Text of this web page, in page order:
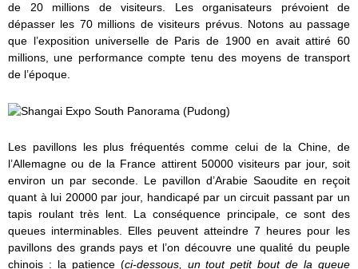
de 20 millions de visiteurs. Les organisateurs prévoient de
dépasser les 70 millions de visiteurs prévus. Notons au passage
que l’exposition universelle de Paris de 1900 en avait attiré 60
millions, une performance compte tenu des moyens de transport
de l’époque.
Les pavillons les plus fréquentés comme celui de la Chine, de
l’Allemagne ou de la France attirent 50000 visiteurs par jour, soit
environ un par seconde. Le pavillon d’Arabie Saoudite en reçoit
quant à lui 20000 par jour, handicapé par un circuit passant par un
tapis roulant très lent. La conséquence principale, ce sont des
queues interminables. Elles peuvent atteindre 7 heures pour les
pavillons des grands pays et l’on découvre une qualité du peuple
chinois : la patience (ci-dessous, un tout petit bout de la queue